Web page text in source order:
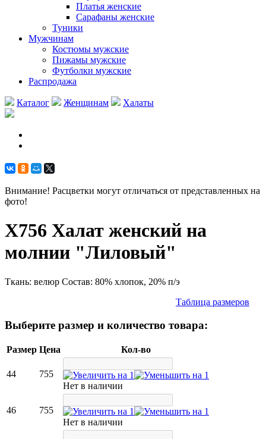
Платья женские
Сарафаны женские
Туники
Мужчинам
Костюмы мужские
Пижамы мужские
Футболки мужские
Распродажа
Каталог Женщинам Халаты
Внимание! Расцветки могут отличаться от представленных на
фото!
Х756 Халат женский на
молнии "Лиловый"
Ткань: велюр Состав: 80% хлопок, 20% п/э
Таблица размеров
Выберите размер и количество товара:
Размер Цена Кол-во
44
755
Нет в наличии
46
755
Нет в наличии